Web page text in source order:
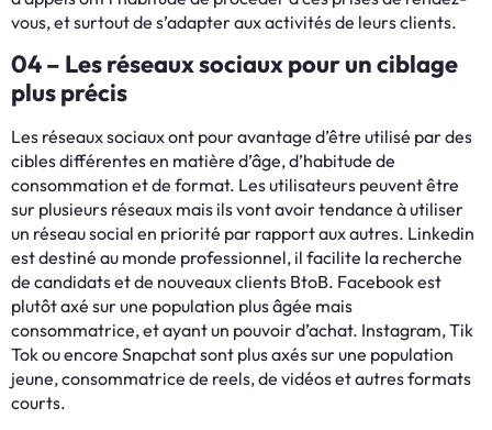
vous, et surtout de s’adapter aux activités de leurs clients.
04 – Les réseaux sociaux pour un ciblage
plus précis
Les réseaux sociaux ont pour avantage d’être utilisé par des
cibles différentes en matière d’âge, d’habitude de
consommation et de format. Les utilisateurs peuvent être
sur plusieurs réseaux mais ils vont avoir tendance à utiliser
un réseau social en priorité par rapport aux autres. Linkedin
est destiné au monde professionnel, il facilite la recherche
de candidats et de nouveaux clients BtoB. Facebook est
plutôt axé sur une population plus âgée mais
consommatrice, et ayant un pouvoir d’achat. Instagram, Tik
Tok ou encore Snapchat sont plus axés sur une population
jeune, consommatrice de reels, de vidéos et autres formats
courts.